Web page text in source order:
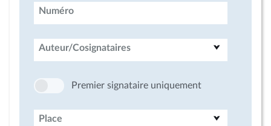
Numéro
Auteur/Cosignataires
Premier signataire uniquement
Place